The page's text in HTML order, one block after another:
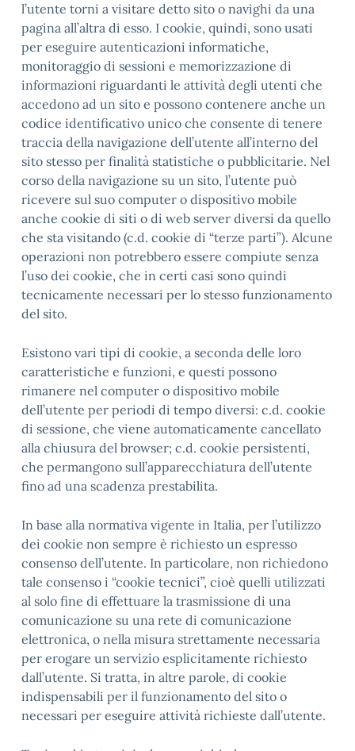
l’utente torni a visitare detto sito o navighi da una
pagina all’altra di esso. I cookie, quindi, sono usati
per eseguire autenticazioni informatiche,
monitoraggio di sessioni e memorizzazione di
informazioni riguardanti le attività degli utenti che
accedono ad un sito e possono contenere anche un
codice identificativo unico che consente di tenere
traccia della navigazione dell’utente all’interno del
sito stesso per finalità statistiche o pubblicitarie. Nel
corso della navigazione su un sito, l’utente può
ricevere sul suo computer o dispositivo mobile
anche cookie di siti o di web server diversi da quello
che sta visitando (c.d. cookie di “terze parti”). Alcune
operazioni non potrebbero essere compiute senza
l’uso dei cookie, che in certi casi sono quindi
tecnicamente necessari per lo stesso funzionamento
del sito.
Esistono vari tipi di cookie, a seconda delle loro
caratteristiche e funzioni, e questi possono
rimanere nel computer o dispositivo mobile
dell’utente per periodi di tempo diversi: c.d. cookie
di sessione, che viene automaticamente cancellato
alla chiusura del browser; c.d. cookie persistenti,
che permangono sull’apparecchiatura dell’utente
fino ad una scadenza prestabilita.
In base alla normativa vigente in Italia, per l’utilizzo
dei cookie non sempre è richiesto un espresso
consenso dell’utente. In particolare, non richiedono
tale consenso i “cookie tecnici”, cioè quelli utilizzati
al solo fine di effettuare la trasmissione di una
comunicazione su una rete di comunicazione
elettronica, o nella misura strettamente necessaria
per erogare un servizio esplicitamente richiesto
dall’utente. Si tratta, in altre parole, di cookie
indispensabili per il funzionamento del sito o
necessari per eseguire attività richieste dall’utente.